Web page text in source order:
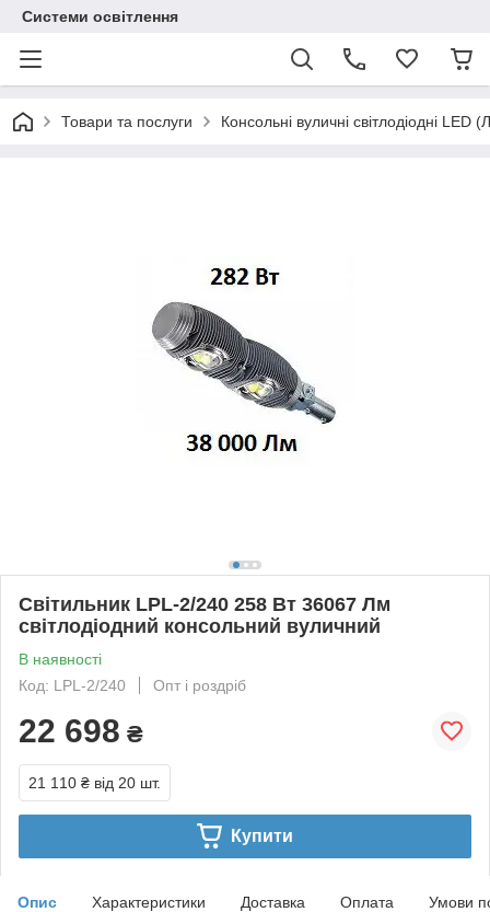
Системи освітлення
Товари та послуги Консольні вуличні світлодіодні LED
Світильник LPL-2/240 258 Вт 36067 Лм
світлодіодний консольний вуличний
В наявності
Код: LPL-2/240
Опт і роздріб
22 698 ₴
21 110 ₴ від 20 шт.
Купити
Опис Характеристики Доставка Оплата Умови